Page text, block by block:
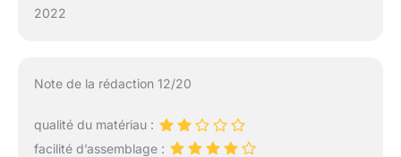
2022
Note de la rédaction 12/20
qualité du matériau :
facilité d’assemblage :